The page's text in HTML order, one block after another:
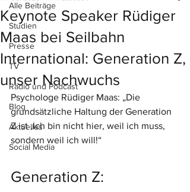
Alle Beiträge
Studien
Presse
TV
Radio und Podcast
Blog
Aktuelles
Social Media
Keynote Speaker Rüdiger
Maas bei Seilbahn
International: Generation Z,
unser Nachwuchs
Psychologe Rüdiger Maas: „Die
grundsätzliche Haltung der Generation
Z ist ‚Ich bin nicht hier, weil ich muss,
sondern weil ich will!“
Generation Z: